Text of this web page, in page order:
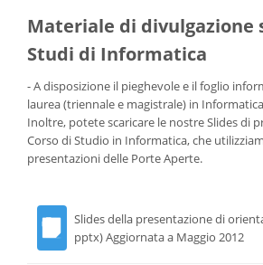
Materiale di divulgazione
Studi di Informatica
- A disposizione il pieghevole e il foglio
laurea (triennale e magistrale) in
Inoltre, potete scaricare le nostre Slides di
Corso di Studio in Informatica, che
presentazioni delle Porte Aperte.
Slides della presentazione di
pptx) Aggiornata a Maggio 2012